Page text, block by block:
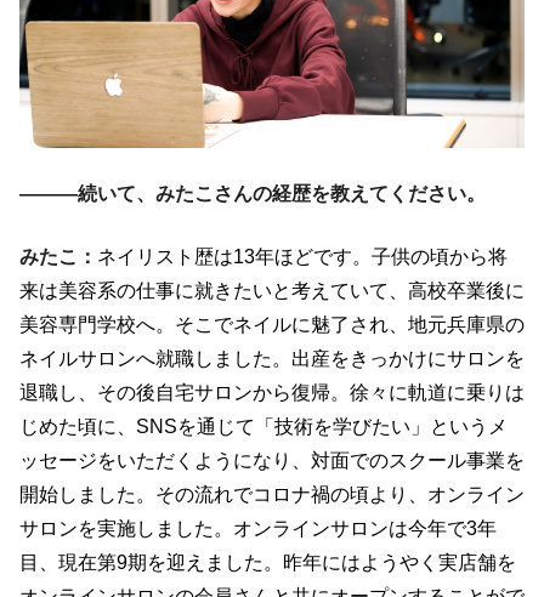
―――続いて、みたこさんの経歴を教えてください。
みたこ： ネイリスト歴は13年ほどです。子供の頃から将
来は美容系の仕事に就きたいと考えていて、高校卒業後に
美容専門学校へ。そこでネイルに魅了され、地元兵庫県の
ネイルサロンへ就職しました。出産をきっかけにサロンを
退職し、その後自宅サロンから復帰。徐々に軌道に乗りは
じめた頃に、 SNSを通じて「技術を学びたい」というメ
ッセージをいただくようになり、対面でのスクール事業を
開始しました。その流れでコロナ禍の頃より、オンライン
サロンを実施しました。オンラインサロンは今年で3年
目、現在第9期を迎えました。昨年にはようやく実店舗を